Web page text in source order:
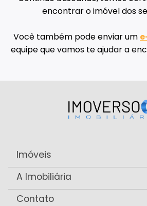
encontrar o imóvel dos
Você também pode enviar um
equipe que vamos te ajudar a
Imóveis
A Imobiliária
Contato